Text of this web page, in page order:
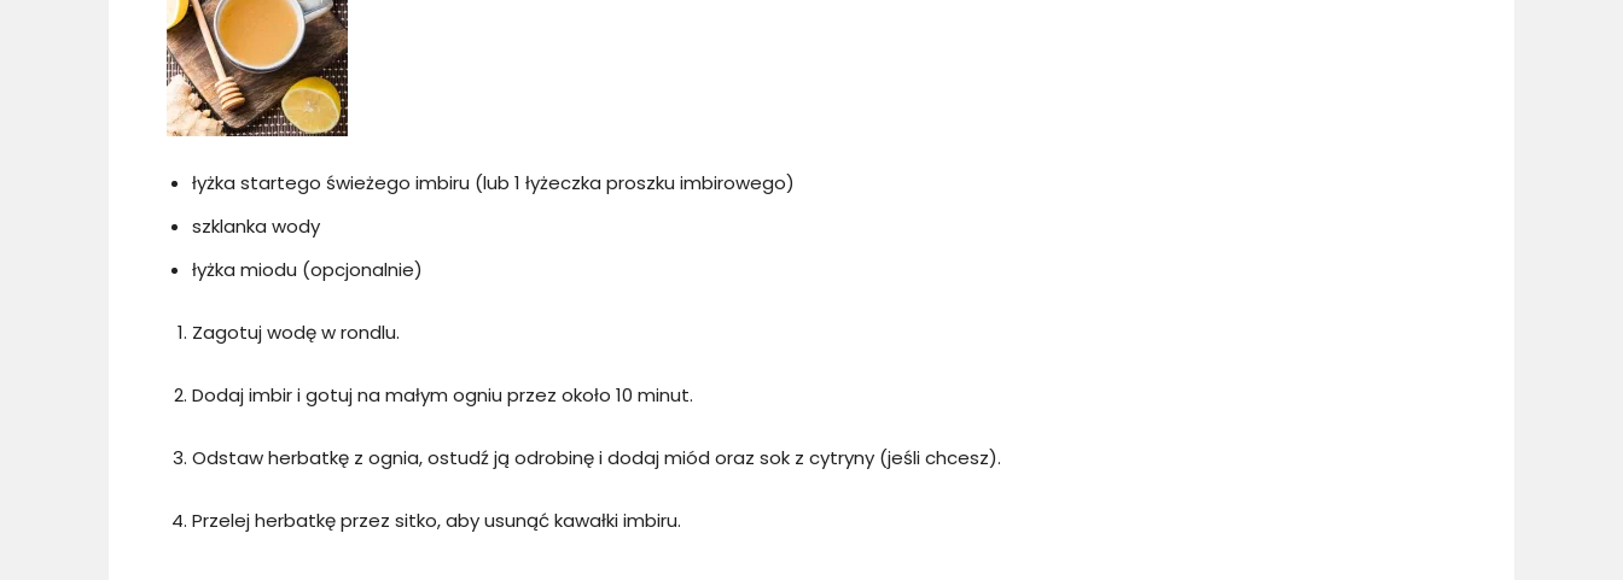
łyżka startego świeżego imbiru (lub 1 łyżeczka proszku imbirowego)
szklanka wody
łyżka miodu (opcjonalnie)
Zagotuj wodę w rondlu.
Dodaj imbir i gotuj na małym ogniu przez około 10 minut.
Odstaw herbatkę z ognia, ostudź ją odrobinę i dodaj miód oraz sok z cytryny (jeśli chcesz).
Przelej herbatkę przez sitko, aby usunąć kawałki imbiru.